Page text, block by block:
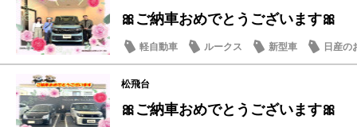
🎀ご納車おめでとうございます🎀
軽自動車 ルークス 新型車 日産の
松飛台
🎀ご納車おめでとうございます🎀